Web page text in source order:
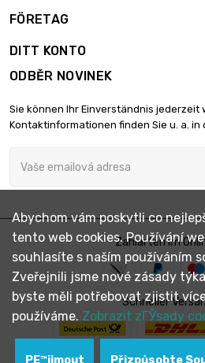
Hmotnost : 2500gr
FÖRETAG
DITT KONTO
ODBĚR NOVINEK
Sie können Ihr Einverständnis jederzeit
Kontaktinformationen finden Sie u. a.
Zahlarten im
Schneller
Abychom vám poskytli co
tento web cookies. Používání
souhlasíte s naším používáním
Zveřejnili jsme nové zásady
byste měli potřebovat zjistit
používáme. Zobrazit zГЎsady
PЕ™ijmout Přizpůsobte